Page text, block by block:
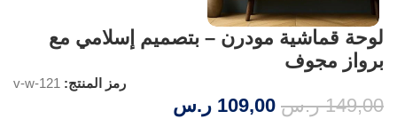
لوحة قماشية مودرن – بتصميم إسلامي مع
برواز مجوف
رمز المنتج: v-w-121
149,00 ر.س 109,00 ر.س